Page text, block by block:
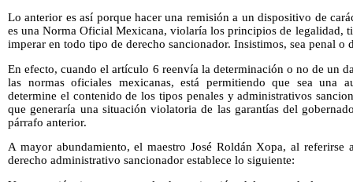
Lo anterior es así porque hacer una remisión a un dispositivo de
es una Norma Oficial Mexicana, violaría los principios de legalidad,
imperar en todo tipo de derecho sancionador. Insistimos, sea penal o
En efecto, cuando el artículo 6 reenvía la determinación o no de un
las normas oficiales mexicanas, está permitiendo que sea una
determine el contenido de los tipos penales y administrativos
que generaría una situación violatoria de las garantías del
párrafo anterior.
A mayor abundamiento, el maestro José Roldán Xopa, al
derecho administrativo sancionador establece lo siguiente: